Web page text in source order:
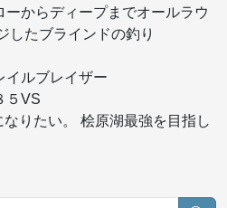
からディープまでオールラウ
したブラインドの釣り
ルブレイザー
５VS
りたい。 桧原湖最強を目指し